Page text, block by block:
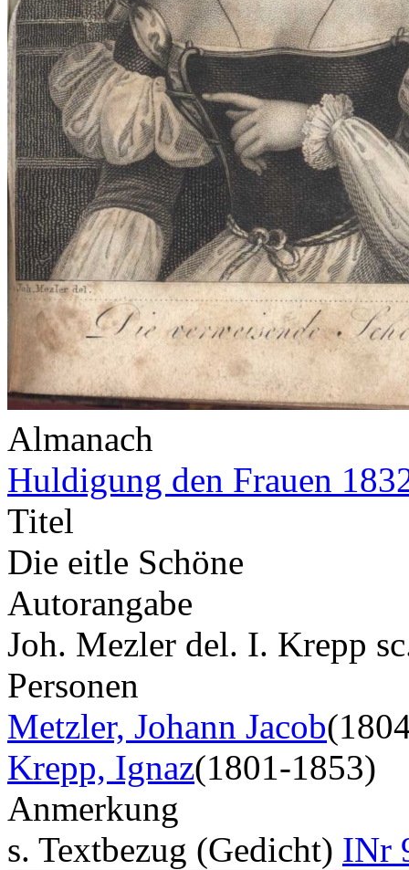
Almanach
Huldigung den Frauen
Titel
Die eitle Schöne
Autorangabe
Joh. Mezler del. I. Krepp
Personen
Metzler, Johann Jacob
Krepp, Ignaz(1801-1853)
Anmerkung
s. Textbezug (Gedicht) INr